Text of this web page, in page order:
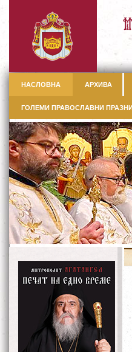
НАСЛОВНА АРХИВА
ГОЛЕМИ ПРАВОСЛАВНИ